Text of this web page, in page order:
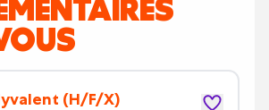
(H/F/X)